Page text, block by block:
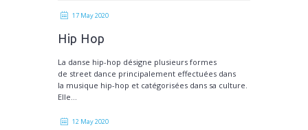
17 May 2020
Hip Hop
La danse hip-hop désigne plusieurs formes
de street dance principalement effectuées dans
la musique hip-hop et catégorisées dans sa culture.
Elle...
12 May 2020